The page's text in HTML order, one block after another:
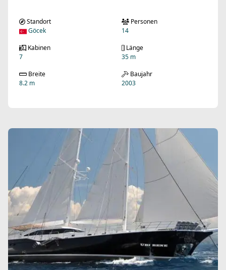
Standort
Göcek
Personen
14
Kabinen
7
Länge
35 m
Breite
8.2 m
Baujahr
2003